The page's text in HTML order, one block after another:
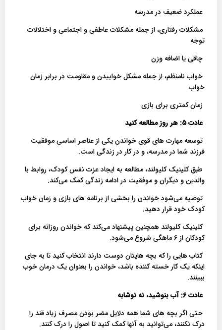
عملکرد ضعیف در مدرسه
مشکلات رفتاری، از جمله مشکلات عاطفی و اجتماعی و اختلالات
توجه
چاقی یا اضافه وزن
خواب نامنظم، از جمله مشکل خوابیدن و مقاومت در برابر زمان
خواب
زمان کمتری برای بازی
عادت 5: هر روز مطالعه کنید
توسعه مهارت های قوی خواندن یکی از عناصر اساسی موفقیت
فرزند شما در مدرسه، و در کار در زندگی است.
طبق کلینیک کلیولند، مطالعه به ایجاد عزت نفس کودک، روابط با
والدین و دیگران و موفقیت در ادامه زندگی کمک می‌کند.
توصیه می‌شود خواندن را بخشی از برنامه های بازی و زمان خواب
کودک خود قرار دهید.
کلینیک کلیولند همچنین پیشنهاد می‌کند که خواندن روزانه برای
کودکان از 6 ماهگی شروع می‌شود.
کتاب هایی را که بچه هایتان دوست دارند انتخاب کنید تا به جای
اینکه یک کار خسته کننده باشد، خواندن را بعنوان یک درمان خوب
ببینند.
عادت 6: آب بنوشید، نه نوشابه
حتی اگر بچه های شما همه دلایل مضر بودن مصرف زیاد قند را
درک نکنند، می‌توانید به آنها کمک کنید تا اصول را درک کنند.